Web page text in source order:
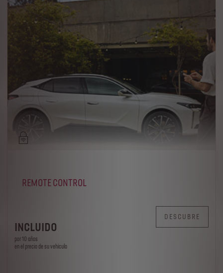
REMOTE CONTROL
INCLUIDO
por 10 años
en el precio de su vehículo
DESCUBRE